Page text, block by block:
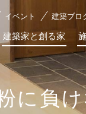
イベント 建築ブロ
建築家と創る家
に負